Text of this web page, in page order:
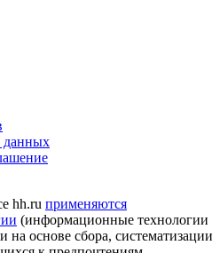
данных
hh.ru применяются
(информационные технологии
на основе сбора, систематизации